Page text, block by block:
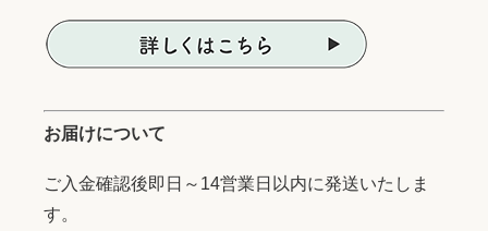
お届けについて
ご入金確認後即日～14営業日以内に発送いたしま
す。